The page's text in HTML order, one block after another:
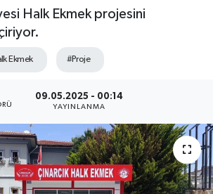
Halk Ekmek projesini
Ekmek #Proje
09.05.2025 - 00:14
YAYINLANMA